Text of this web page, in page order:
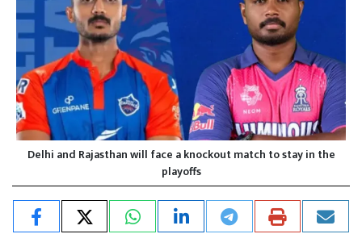
Delhi and Rajasthan will face a knockout match to stay in the
playoffs